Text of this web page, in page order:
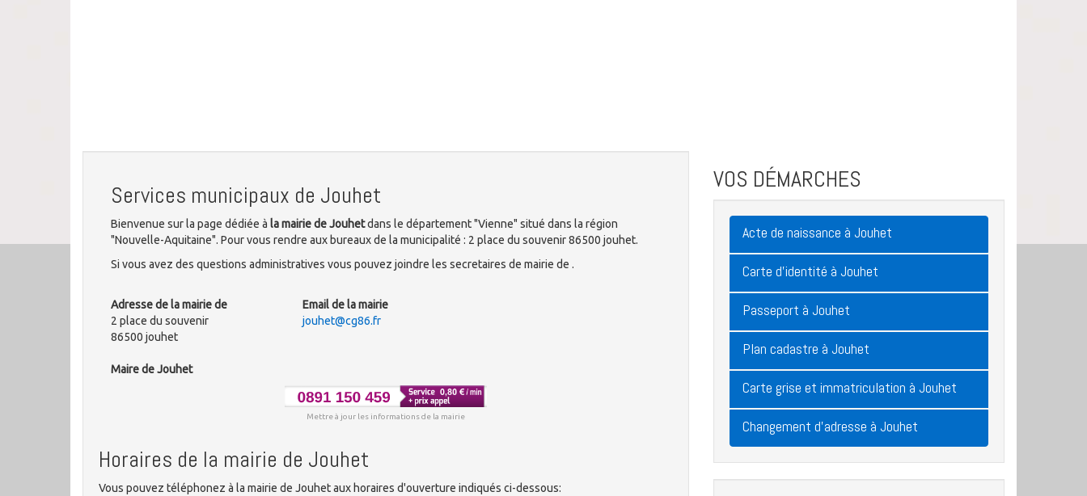
Services municipaux de Jouhet
Bienvenue sur la page dédiée à la mairie de Jouhetdans le département "Vienne" situé dans la région
"Nouvelle-Aquitaine". Pour vous rendre aux bureaux de la municipalité : 2 place du souvenir 86500 jouhet.
Si vous avez des questions administratives vous pouvez joindre les secretaires de mairie de .
Adresse de la mairie de
2 place du souvenir
86500 jouhet
Maire de Jouhet
Email de la mairie
jouhet@cg86.fr
Mettre à jour les informations de la mairie
Horaires de la mairie de Jouhet
Vous pouvez téléphonez à la mairie de Jouhet aux horaires d'ouverture indiqués ci-dessous:
VOS DÉMARCHES
Acte de naissance à Jouhet
Carte d'identité à Jouhet
Passeport à Jouhet
Plan cadastre à Jouhet
Carte grise et immatriculation à Jouhet
Changement d'adresse à Jouhet